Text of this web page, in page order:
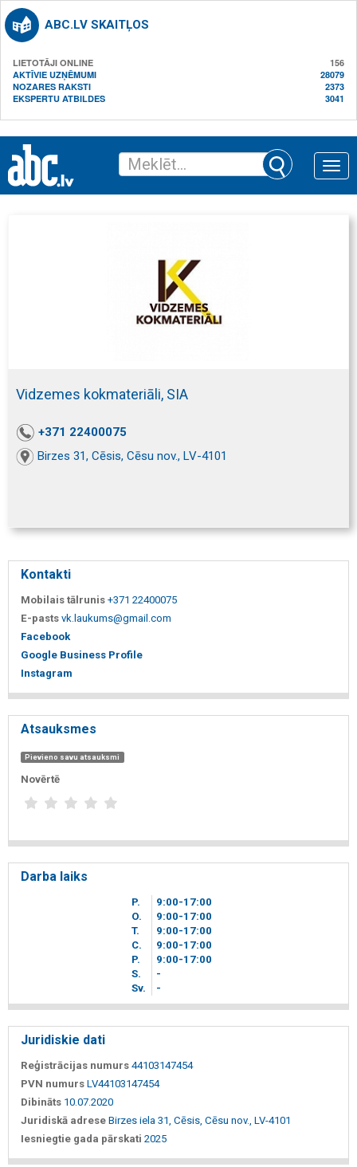
ABC.LV SKAITĻOS
LIETOTĀJI ONLINE
156
AKTĪVIE UZŅĒMUMI
28079
NOZARES RAKSTI
2373
EKSPERTU ATBILDES
3041
Toggle
Vidzemes kokmateriāli, SIA
+371 22400075
Birzes 31, Cēsis, Cēsu nov., LV-4101
Kontakti
Mobilais tālrunis +371 22400075
E-pasts vk.laukums@gmail.com
Facebook
Google Business Profile
Instagram
Atsauksmes
Pievieno savu atsauksmi
Novērtē
Darba laiks
P. 9 00-17 00
O.
9 00-17 00
T.
9 00-17 00
C.
9 00-17 00
P.
9 00-17 00
S.
-
Sv.
-
Juridiskie dati
Reģistrācijas numurs 44103147454
PVN numurs LV44103147454
Dibināts 10.07.2020
Juridiskā adrese Birzes iela 31, Cēsis, Cēsu nov., LV-4101
Iesniegtie gada pārskati 2025